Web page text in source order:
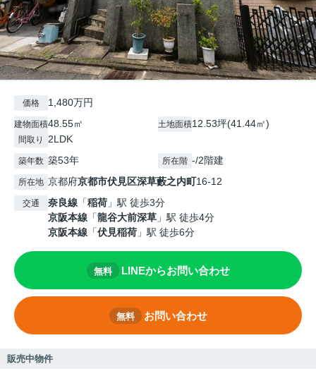
価格 1,480万円
建物面積48.55㎡ 土地面積12.53坪(41.44㎡)
間取り 2LDK
築年数 築53年 所在階 -/2階建
所在地 京都府京都市伏見区深草藪之内町16-12
交通 奈良線 「稲荷 」駅 徒歩3分
京阪本線 「龍谷大前深草 」駅 徒歩4分
京阪本線 「伏見稲荷 」駅 徒歩6分
無料 LINEからお問い合わせ
無料 お問い合わせ
販売中物件